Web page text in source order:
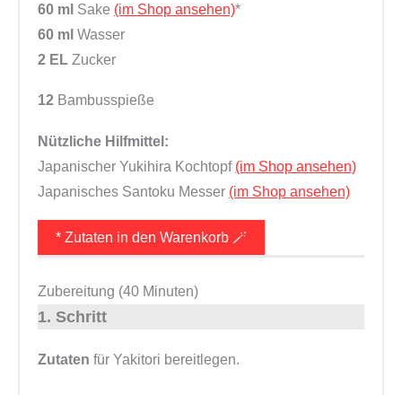
60 ml Sake (im Shop ansehen)*
60 ml Wasser
2 EL Zucker
12 Bambusspieße
Nützliche Hilfmittel:
Japanischer Yukihira Kochtopf (im Shop ansehen)
Japanisches Santoku Messer (im Shop ansehen)
* Zutaten in den Warenkorb 🪄
Zubereitung (40 Minuten)
1. Schritt
Zutaten für Yakitori bereitlegen.